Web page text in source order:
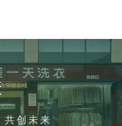
创未来